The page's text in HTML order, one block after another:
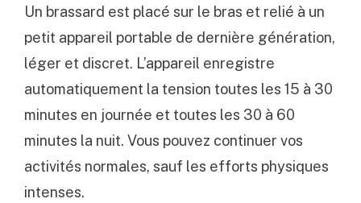
Un brassard est placé sur le bras et relié à un
petit appareil portable de dernière génération,
léger et discret. L’appareil enregistre
automatiquement la tension toutes les 15 à 30
minutes en journée et toutes les 30 à 60
minutes la nuit. Vous pouvez continuer vos
activités normales, sauf les efforts physiques
intenses.